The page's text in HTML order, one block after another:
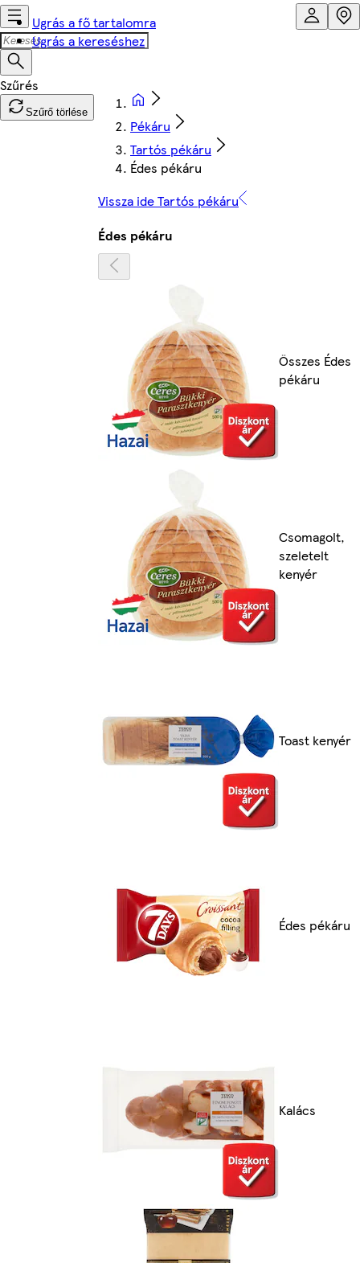
Ugrás a fő tartalomra
Ugrás a kereséshez
Szűrő törlése
Pékáru
Tartós pékáru
Édes pékáru
Vissza ide Tartós pékáru
Édes pékáru
Összes Édes
pékáru
Csomagolt,
szeletelt
kenyér
Toast kenyér
Édes pékáru
Kalács